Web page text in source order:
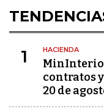
1 HACIENDA
contratos
20 de